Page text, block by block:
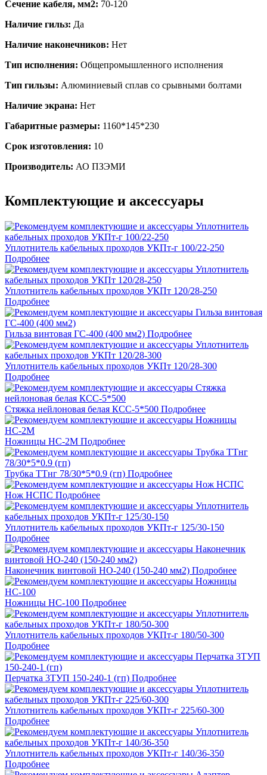
Сечение кабеля, мм2: 70-120
Наличие гильз: Да
Наличие наконечников: Нет
Тип исполнения: Общепромышленного исполнения
Тип гильзы: Алюминиевый сплав со срывными болтами
Наличие экрана: Нет
Габаритные размеры: 1160*145*230
Срок изготовления: 10
Производитель: АО ПЗЭМИ
Комплектующие и аксессуары
Уплотнитель кабельных проходов УКПт-г 100/22-250
Подробнее
Уплотнитель кабельных проходов УКПт 120/28-250
Подробнее
Гильза винтовая ГС-400 (400 мм2) Подробнее
Уплотнитель кабельных проходов УКПт 120/28-300
Подробнее
Стяжка нейлоновая белая КСС-5*500 Подробнее
Ножницы НС-2M Подробнее
Трубка ТТнг 78/30*5*0.9 (гп) Подробнее
Нож НСПС Подробнее
Уплотнитель кабельных проходов УКПт-г 125/30-150
Подробнее
Наконечник винтовой НО-240 (150-240 мм2) Подробнее
Ножницы НС-100 Подробнее
Уплотнитель кабельных проходов УКПт-г 180/50-300
Подробнее
Перчатка 3ТУП 150-240-1 (гп) Подробнее
Уплотнитель кабельных проходов УКПт-г 225/60-300
Подробнее
Уплотнитель кабельных проходов УКПт-г 140/36-350
Подробнее